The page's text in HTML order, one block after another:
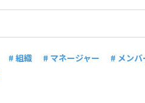
# 組織 # マネージャー
# メンバ